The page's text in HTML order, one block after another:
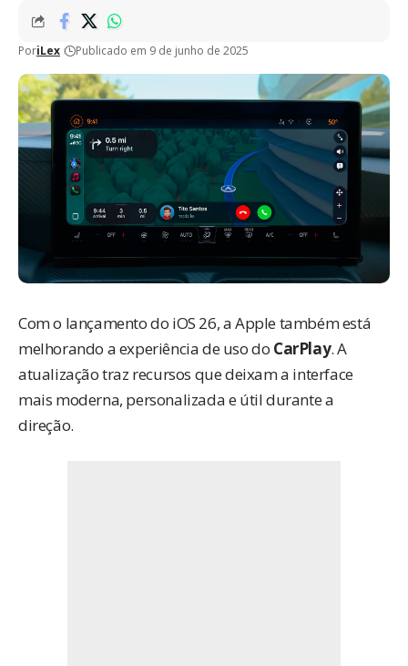
PoriLex Publicado em 9 de junho de 2025
Com o lançamento do iOS 26, a Apple também está
melhorando a experiência de uso do CarPlay. A
atualizaçãotraz recursos que deixam a interface
mais moderna, personalizada e útil durante a
direção.